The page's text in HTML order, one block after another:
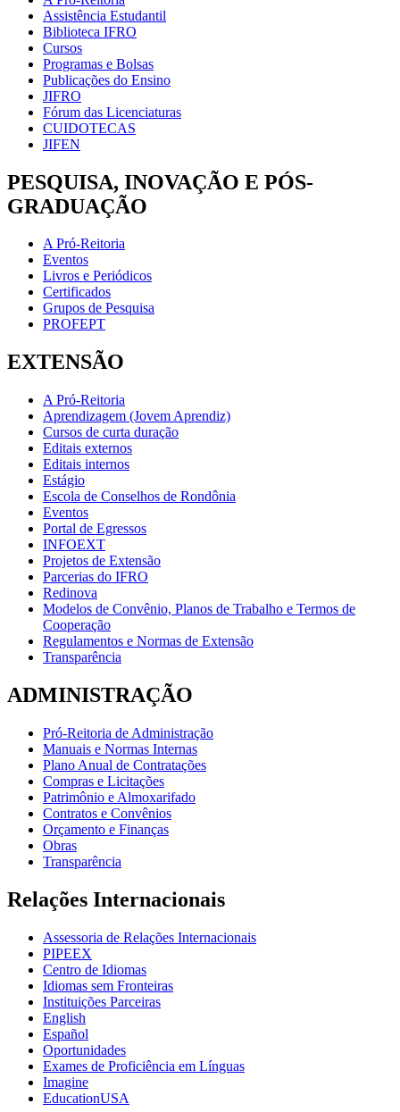
Assistência Estudantil
Biblioteca IFRO
Cursos
Programas e Bolsas
Publicações do Ensino
JIFRO
Fórum das Licenciaturas
CUIDOTECAS
JIFEN
PESQUISA, INOVAÇÃO E PÓS-
GRADUAÇÃO
A Pró-Reitoria
Eventos
Livros e Periódicos
Certificados
Grupos de Pesquisa
PROFEPT
EXTENSÃO
A Pró-Reitoria
Aprendizagem (Jovem Aprendiz)
Cursos de curta duração
Editais externos
Editais internos
Estágio
Escola de Conselhos de Rondônia
Eventos
Portal de Egressos
INFOEXT
Projetos de Extensão
Parcerias do IFRO
Redinova
Modelos de Convênio, Planos de Trabalho e Termos de
Cooperação
Regulamentos e Normas de Extensão
Transparência
ADMINISTRAÇÃO
Pró-Reitoria de Administração
Manuais e Normas Internas
Plano Anual de Contratações
Compras e Licitações
Patrimônio e Almoxarifado
Contratos e Convênios
Orçamento e Finanças
Obras
Transparência
Relações Internacionais
Assessoria de Relações Internacionais
PIPEEX
Centro de Idiomas
Idiomas sem Fronteiras
Instituições Parceiras
English
Español
Oportunidades
Exames de Proficiência em Línguas
Imagine
EducationUSA